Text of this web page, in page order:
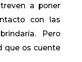
a poner
con las
Pero
que os cuente